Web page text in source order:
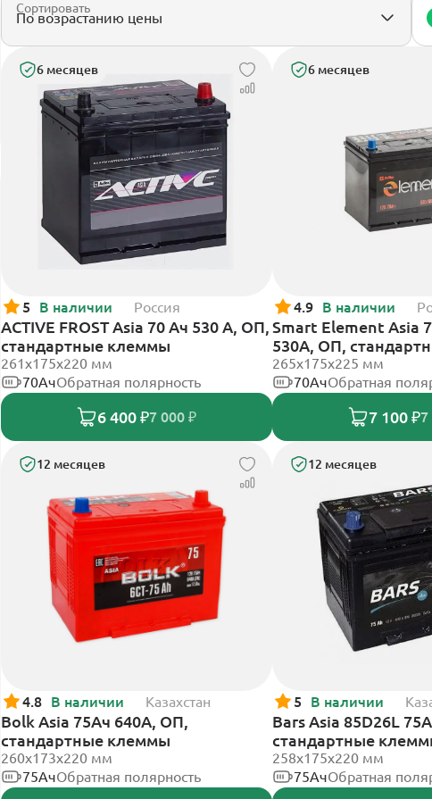
Сортировать
6 месяцев
5 В наличии Россия
ACTIVE FROST Asia 70 Ач 530 А, ОП,
стандартные клеммы
261x175x220 мм
70АчОбратная полярность
6 400 ₽7 000 ₽
6 месяцев
4.9 В наличии
Smart Element Asia
530А, ОП,
265x175x225 мм
70АчОбратная
7 100 ₽7
12 месяцев
4.8 В наличии Казахстан
Bolk Asia 75Ач 640А, ОП,
стандартные клеммы
260x173x220 мм
75АчОбратная полярность
12 месяцев
5 В наличии
Bars Asia 85D26L
стандартные
258х175х220 мм
75АчОбратная